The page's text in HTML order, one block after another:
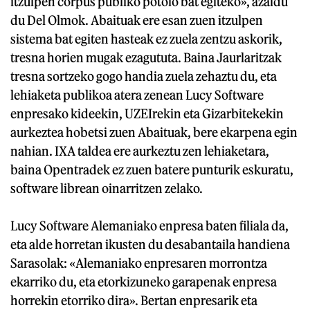
du Del Olmok. Abaituak ere esan zuen itzulpen
sistema bat egiten hasteak ez zuela zentzu askorik,
tresna horien mugak ezagututa. Baina Jaurlaritzak
tresna sortzeko gogo handia zuela zehaztu du, eta
lehiaketa publikoa atera zenean Lucy Software
enpresako kideekin, UZEIrekin eta Gizarbitekekin
aurkeztea hobetsi zuen Abaituak, bere ekarpena egin
nahian. IXA taldea ere aurkeztu zen lehiaketara,
baina Opentradek ez zuen batere punturik eskuratu,
software librean oinarritzen zelako.
Lucy Software Alemaniako enpresa baten filiala da,
eta alde horretan ikusten du desabantaila handiena
Sarasolak: «Alemaniako enpresaren morrontza
ekarriko du, eta etorkizuneko garapenak enpresa
horrekin etorriko dira». Bertan enpresarik eta